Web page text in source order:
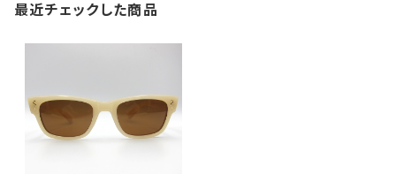
最近チェックした商品